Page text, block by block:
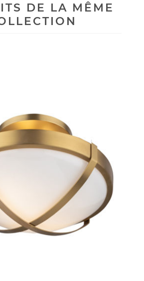
DE LA MÊME